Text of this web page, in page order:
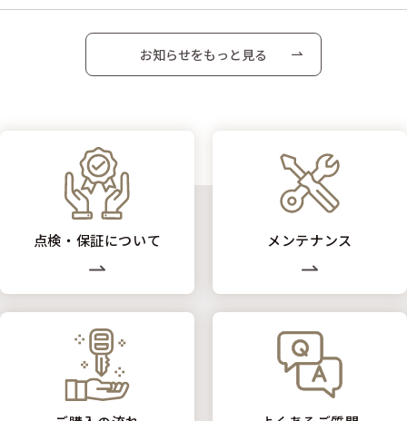
お知らせをもっと見る
点検・保証について メンテナンス